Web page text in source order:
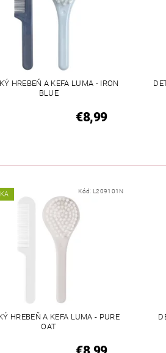
HREBEŇ A KEFA LUMA - IRON
BLUE
€8,99
Kód: L209101N
HREBEŇ A KEFA LUMA - PURE
OAT